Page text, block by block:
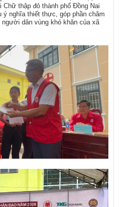
thập đỏ thành phố Đồng Nai
ý nghĩa thiết thực, góp phần chăm
dân vùng khó khăn của xã